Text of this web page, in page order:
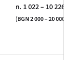
n. 1 022 – 10
(BGN 2 000 – 20